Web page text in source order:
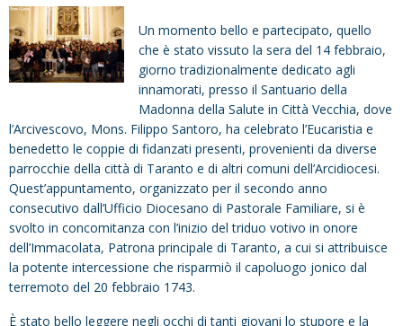
Un momento bello e partecipato, quello
che è stato vissuto la sera del 14 febbraio,
giorno tradizionalmente dedicato agli
innamorati, presso il Santuario della
Madonna della Salute in Città Vecchia, dove
l’Arcivescovo, Mons. Filippo Santoro, ha celebrato l’Eucaristia e
benedetto le coppie di fidanzati presenti, provenienti da diverse
parrocchie della città di Taranto e di altri comuni dell’Arcidiocesi.
Quest’appuntamento, organizzato per il secondo anno
consecutivo dall’Ufficio Diocesano di Pastorale Familiare, si è
svolto in concomitanza con l’inizio del triduo votivo in onore
dell’Immacolata, Patrona principale di Taranto, a cui si attribuisce
la potente intercessione che risparmiò il capoluogo jonico dal
terremoto del 20 febbraio 1743.
È stato bello leggere negli occhi di tanti giovani lo stupore e la